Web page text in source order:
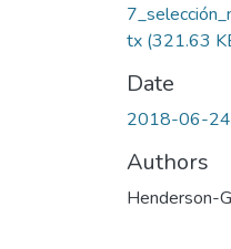
tx (321.63
Date
2018-06-24
Authors
Henderson-